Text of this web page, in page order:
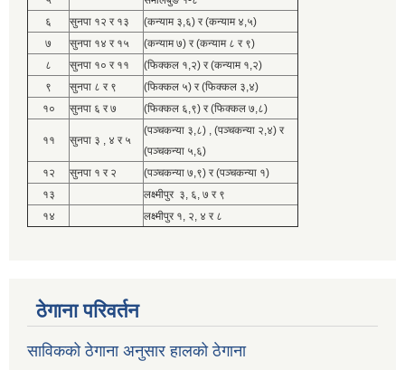
६
सुनपा १२ र १३
(कन्याम ३,६) र (कन्याम ४,५)
७
सुनपा १४ र १५
(कन्याम ७) र (कन्याम ८ र ९)
८
सुनपा १० र ११
(फिक्कल १,२) र (कन्याम १,२)
९
सुनपा ८ र ९
(फिक्कल ५) र (फिक्कल ३,४)
१०
सुनपा ६ र ७ (फिक्कल ६,९) र (फिक्कल ७,८)
११ सुनपा ३ , ४ र ५
(पञ्चकन्या ३,८) , (पञ्चकन्या २,४) र
(पञ्चकन्या ५,६)
१२
सुनपा १ र २
(पञ्चकन्या ७,९) र (पञ्चकन्या १)
१३
लक्ष्मीपुर ३, ६, ७ र ९
१४
लक्ष्मीपुर १, २, ४ र ८
ठेगाना परिवर्तन
साविकको ठेगाना अनुसार हालको ठेगाना